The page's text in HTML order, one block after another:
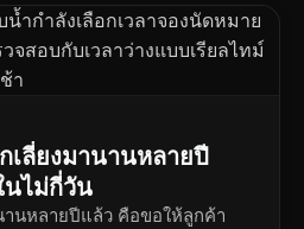
ลี่ยงมานานหลายปี
นไม่กี่วัน
นหลายปีแล้ว คือขอให้ลูกค้า